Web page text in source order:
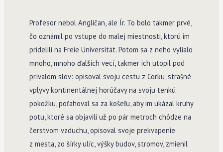
Profesor nebol Angličan, ale Ír. To bolo takmer prvé,
čo oznámil po vstupe do malej miestnosti, ktorú im
pridelili na Freie Universität. Potom sa z neho vylialo
mnoho, mnoho ďalších vecí, takmer ich utopil pod
prívalom slov: opisoval svoju cestu z Corku, strašné
vplyvy kontinentálnej horúčavy na svoju tenkú
pokožku, poťahoval sa za košeľu, aby im ukázal kruhy
potu, ktoré sa objavili už po pár metroch chôdze na
čerstvom vzduchu, opisoval svoje prekvapenie
z mesta, zo šírky ulíc, výšky budov, stromov, zmienil